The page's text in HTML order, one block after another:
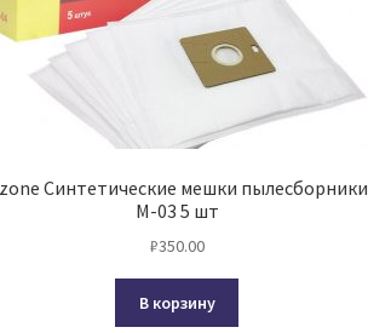
Синтетические мешки пылесборники
M-03 5 шт
₽350.00
В корзину